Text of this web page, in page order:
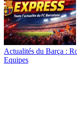
Actualités du Barça :
Equipes